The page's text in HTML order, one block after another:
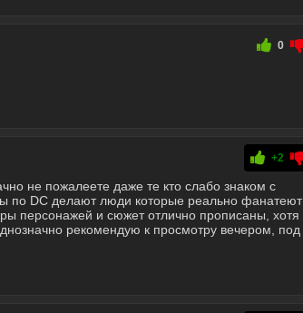
0
+2
не пожалеете даже те кто слабо знаком с
по DC делают люди которые реально фанатеют
персонажей и сюжет отлично прописаны, хотя
рекомендую к просмотру вечером, под